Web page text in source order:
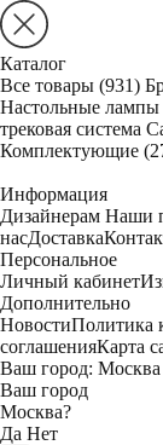
Каталог
Все товары (931)
Настольные лампы
трековая система
Комплектующие
Информация
Дизайнерам Наши
насДоставка
Персональное
Личный кабинет
Дополнительно
НовостиПолитика
соглашенияКарта
Ваш город: Москва
Ваш город
Москва?
Да Нет